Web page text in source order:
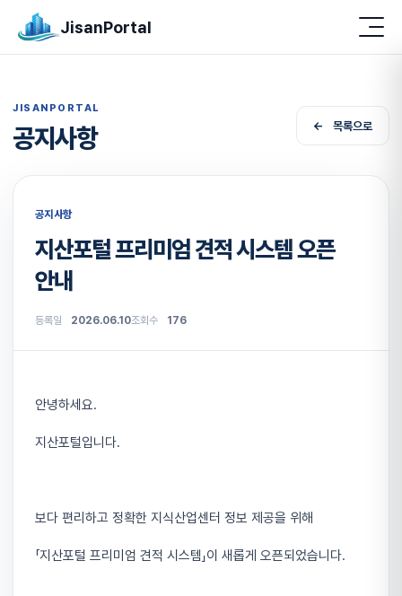
JisanPortal
JISANPORTAL
공지사항 목록으로
공지사항
지산포털 프리미엄 견적 시스템 오픈
안내
등록일 2026.06.10조회수 176
안녕하세요.
지산포털입니다.
보다 편리하고 정확한 지식산업센터 정보 제공을 위해
「지산포털 프리미엄 견적 시스템」이 새롭게 오픈되었습니다.